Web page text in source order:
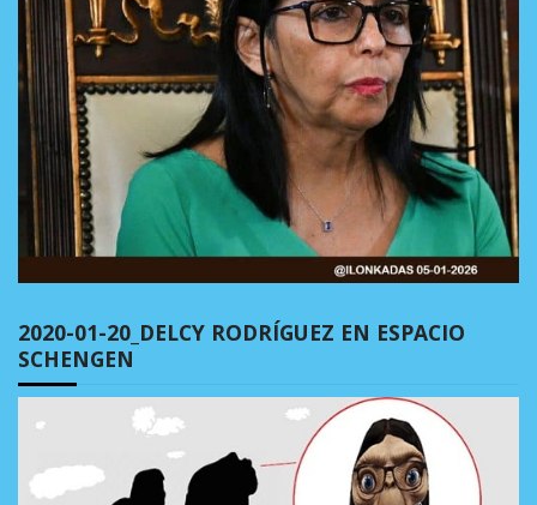
2020-01-20_DELCY RODRÍGUEZ EN ESPACIO
SCHENGEN